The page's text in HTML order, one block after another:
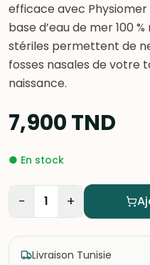
efficace avec Physiomer
base d’eau de mer 100
stériles permettent de
fosses nasales de votre
naissance.
7,900TND
● En stock
− 1 +
Livraison Tunisie